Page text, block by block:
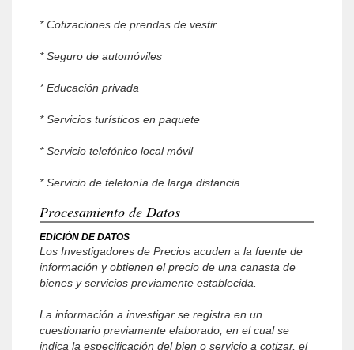
* Cotizaciones de prendas de vestir
* Seguro de automóviles
* Educación privada
* Servicios turísticos en paquete
* Servicio telefónico local móvil
* Servicio de telefonía de larga distancia
Procesamiento de Datos
EDICIÓN DE DATOS
Los Investigadores de Precios acuden a la fuente de
información y obtienen el precio de una canasta de
bienes y servicios previamente establecida.
La información a investigar se registra en un
cuestionario previamente elaborado, en el cual se
indica la especificación del bien o servicio a cotizar, el